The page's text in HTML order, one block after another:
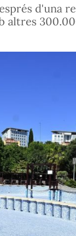
d'una
altres